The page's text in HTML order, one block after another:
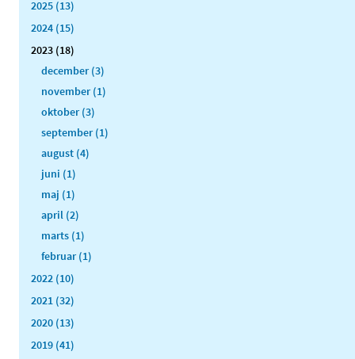
2025 (13)
2024 (15)
2023 (18)
december (3)
november (1)
oktober (3)
september (1)
august (4)
juni (1)
maj (1)
april (2)
marts (1)
februar (1)
2022 (10)
2021 (32)
2020 (13)
2019 (41)